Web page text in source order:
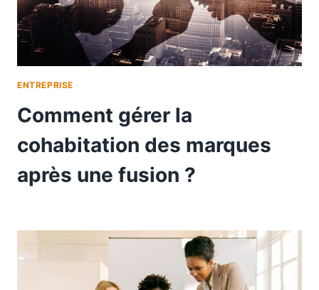
ENTREPRISE
Comment gérer la
cohabitation des marques
après une fusion ?